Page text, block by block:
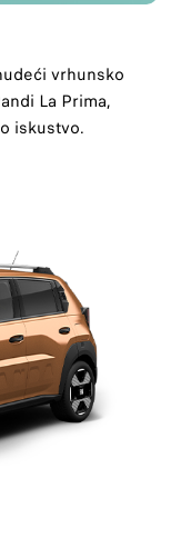
vrhunsko
La Prima,
iskustvo.